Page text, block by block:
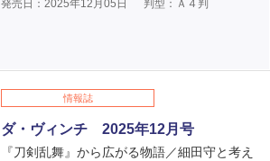
発売日：2025年12月05日
判型：Ａ４判
情報誌
ダ・ヴィンチ 2025年12月号
『刀剣乱舞』から広がる物語／細田守と考え